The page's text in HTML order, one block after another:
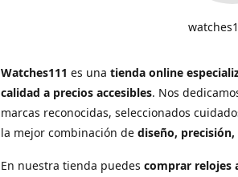
Watches111 es una tienda online
calidad a precios accesibles. Nos
marcas reconocidas, seleccionados
la mejor combinación de diseño,
En nuestra tienda puedes comprar relojes